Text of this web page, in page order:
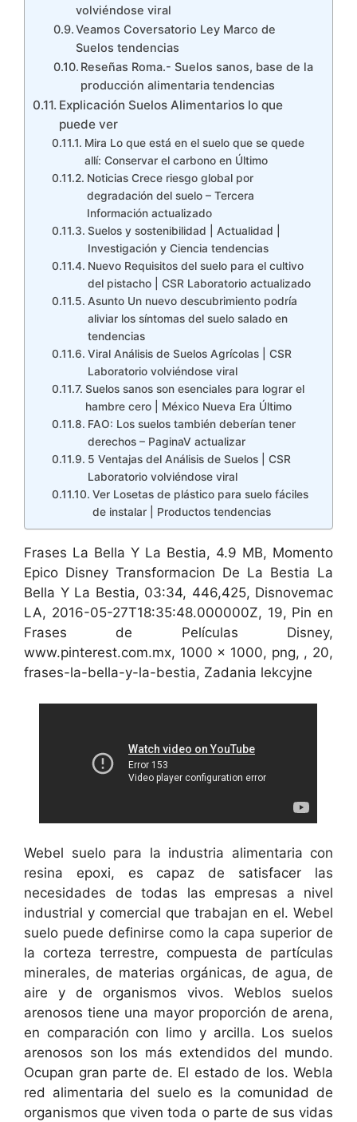
volviéndose viral
Veamos Coversatorio Ley Marco de
Suelos tendencias
Reseñas Roma.- Suelos sanos, base de la
producción alimentaria tendencias
Explicación Suelos Alimentarios lo que
puede ver
Mira Lo que está en el suelo que se quede
allí: Conservar el carbono en Último
Noticias Crece riesgo global por
degradación del suelo – Tercera
Información actualizado
Suelos y sostenibilidad | Actualidad |
Investigación y Ciencia tendencias
Nuevo Requisitos del suelo para el cultivo
del pistacho | CSR Laboratorio actualizado
Asunto Un nuevo descubrimiento podría
aliviar los síntomas del suelo salado en
tendencias
Viral Análisis de Suelos Agrícolas | CSR
Laboratorio volviéndose viral
Suelos sanos son esenciales para lograr el
hambre cero | México Nueva Era Último
FAO: Los suelos también deberían tener
derechos – PaginaV actualizar
5 Ventajas del Análisis de Suelos | CSR
Laboratorio volviéndose viral
Ver Losetas de plástico para suelo fáciles
de instalar | Productos tendencias
Frases La Bella Y La Bestia, 4.9 MB, Momento
Epico Disney Transformacion De La Bestia La
Bella Y La Bestia, 03:34, 446,425, Disnovemac
LA, 2016-05-27T18:35:48.000000Z, 19, Pin en
Frases de Películas Disney,
www.pinterest.com.mx, 1000 x 1000, png, , 20,
frases-la-bella-y-la-bestia, Zadania lekcyjne
Webel suelo para la industria alimentaria con
resina epoxi, es capaz de satisfacer las
necesidades de todas las empresas a nivel
industrial y comercial que trabajan en el. Webel
suelo puede definirse como la capa superior de
la corteza terrestre, compuesta de partículas
minerales, de materias orgánicas, de agua, de
aire y de organismos vivos. Weblos suelos
arenosos tiene una mayor proporción de arena,
en comparación con limo y arcilla. Los suelos
arenosos son los más extendidos del mundo.
Ocupan gran parte de. El estado de los. Webla
red alimentaria del suelo es la comunidad de
organismos que viven toda o parte de sus vidas